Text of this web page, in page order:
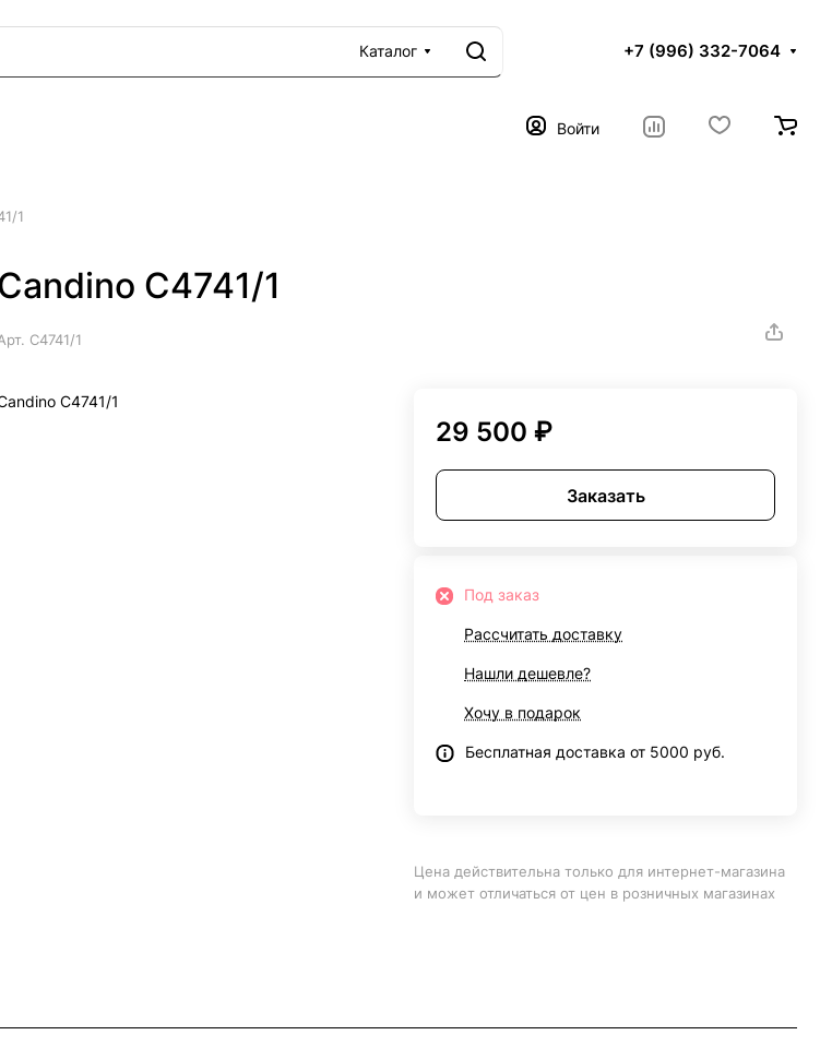
Каталог +7 (996) 332-7064
Войти
1
C4741/1
C4741/1
C4741/1
29 500 ₽
Заказать
Под заказ
Рассчитать доставку
Нашли дешевле?
Хочу в подарок
Бесплатная доставка от 5000 руб.
Цена действительна только для интернет-магазина
и может отличаться от цен в розничных магазинах